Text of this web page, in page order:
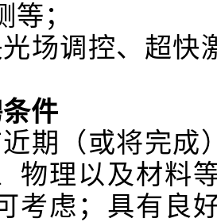
等；
场调控、超快
件
期（或将完成
物理以及材料
考虑；具有良